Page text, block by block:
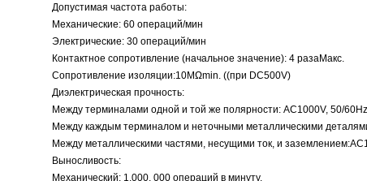
Допустимая частота работы:
Механические: 60 операций/мин
Электрические: 30 операций/мин
Контактное сопротивление (начальное значение): 4 разаМакс.
Сопротивление изоляции:10МΩmin. ((при DC500V)
Диэлектрическая прочность:
Между терминалами одной и той же полярности: AC1000V, 50/
Между каждым терминалом и неточными металлическими
Между металлическими частями, несущими ток, и заземлением:
Выносливость:
Механический: 1,000, 000 операций в минуту.